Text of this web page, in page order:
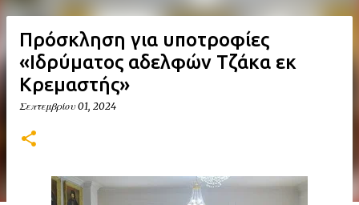
Πρόσκληση για υποτροφίες
«Ιδρύματος αδελφών Τζάκα εκ
Κρεμαστής»
Σεπτεμβρίου 01, 2024